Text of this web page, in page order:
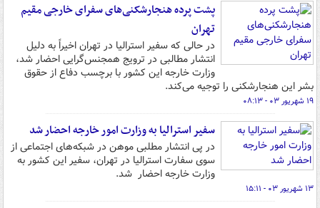
پشت پرده هنجارشکنی‌های سفرای خارجی مقیم
تهران
در حالی‌ که سفیر استرالیا در تهران اخیراً به دلیل
انتشار مطالبی در ترویج همجنس‌گرایی احضار شد،
وزارت خارجه این کشور با برچسب دفاع از حقوق
بشر این هنجارشکنی را توجیه می‌کند.
۱۹ شهریور ۰۳ - ۰۸:۱۳
سفیر استرالیا به وزارت امور خارجه احضار شد
در پی انتشار مطلبی موهن در شبکه‌های اجتماعی از
سوی سفارت استرالیا در تهران، سفیر این کشور به
وزارت خارجه احضار شد.
۱۳ شهریور ۰۳ - ۱۵:۱۱